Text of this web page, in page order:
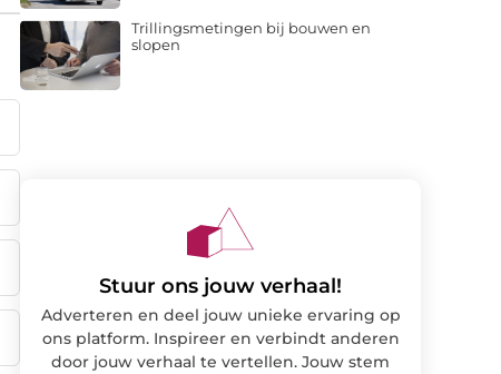
Trillingsmetingen bij bouwen en
slopen
Stuur ons jouw verhaal!
Adverteren en deel jouw unieke ervaring op
ons platform. Inspireer en verbindt anderen
door jouw verhaal te vertellen. Jouw stem